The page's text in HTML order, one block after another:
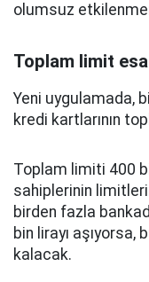
olumsuz
Toplam limit
Yeni uygulamada,
kredi kartlarının
Toplam limiti 400
sahiplerinin
birden fazla
bin lirayı aşıyorsa,
kalacak.